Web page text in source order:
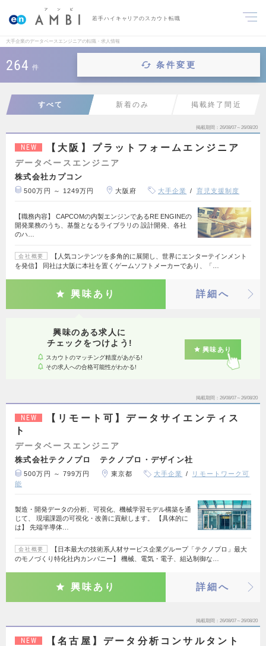
若手ハイキャリアのスカウト転職
大手企業のデータベースエンジニアの転職・求人情報
264 件 条件変更
すべて 新着のみ 掲載終了間近
掲載期間 26/08/07～26/08/20
NEW 【大阪】プラットフォームエンジニア
データベースエンジニア
株式会社カプコン
500万円 ～ 1249万円 大阪府 大手企業 育児支援制度
【職務内容】 CAPCOMの内製エンジンであるRE ENGINEの
開発業務のうち、基盤となるライブラリの 設計開発、各社
のハ…
会社概要
【人気コンテンツを多角的に展開し、世界にエンターテインメント
を発信】 同社は大阪に本社を置くゲームソフトメーカーであり、「…
興味あり 詳細へ
興味のある求人に
チェックをつけよう!
スカウトのマッチング精度があがる!
その求人への合格可能性がわかる!
興味あり
掲載期間 26/08/07～26/08/20
NEW
【リモート可】データサイエンティス
ト
データベースエンジニア
株式会社テクノプロ テクノプロ・デザイン社
500万円 ～ 799万円 東京都 大手企業
リモートワーク可
能
製造・開発データの分析、可視化、機械学習モデル構築を通
じて、 現場課題の可視化・改善に貢献します。 【具体的に
は】 先端半導体…
会社概要
【日本最大の技術系人材サービス企業グループ「テクノプロ」最大
のモノづくり特化社内カンパニー】 機械、電気・電子、組込制御な…
興味あり 詳細へ
掲載期間 26/08/07～26/08/20
NEW
【名古屋】データ分析コンサルタント